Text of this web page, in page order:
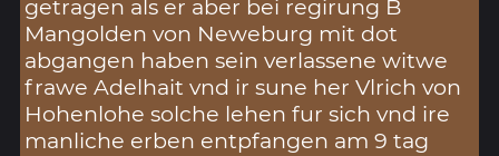
getragen als er aber bei regirung B
Mangolden von Neweburg mit dot
abgangen haben sein verlassene witwe
frawe Adelhait vnd ir sune her Vlrich von
Hohenlohe solche lehen fur sich vnd ire
manliche erben entpfangen am 9 tag